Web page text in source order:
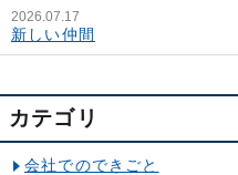
2026.07.17
新しい仲間
カテゴリ
会社でのできごと